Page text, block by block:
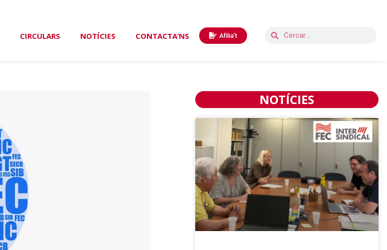
CIRCULARS NOTÍCIES CONTACTA’NS Afilia't
NOTÍCIES